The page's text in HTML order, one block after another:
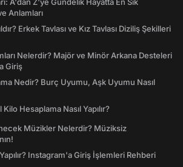
Anlamları
Erkek Tavlası ve Kız Tavlası Diziliş Şekilleri
Nelerdir? Majör ve Minör Arkana Desteleri
Giriş
Nedir? Burç Uyumu, Aşk Uyumu Nasıl
Hesaplama Nasıl Yapılır?
Müzikler Nelerdir? Müziksiz
Instagram'a Giriş İşlemleri Rehberi